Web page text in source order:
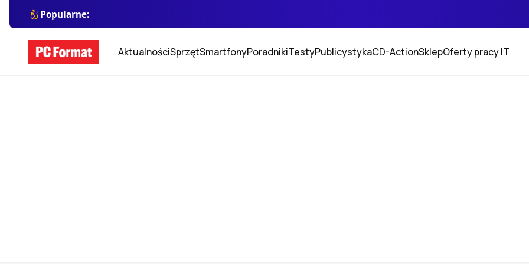
Popularne:
AktualnościSprzętSmartfonyPoradnikiTestyPublicystykaCD-ActionSklepOferty pracy IT